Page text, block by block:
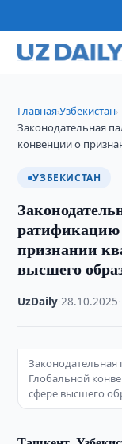
Главная›Узбекистан›
Законодательная
конвенции о
УЗБЕКИСТАН
ратификацию
признании
высшего
UzDaily ·28.10.2025
Глобальной
сфере высшего